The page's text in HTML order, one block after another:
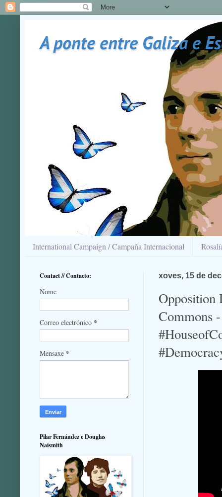
A ponte entre Galiza e
International Campaign / Campaña Internacional
xoves, 15 de
Opposition
Commons
Contact // Contacto:
Nome
Correo electrónico *
Mensaxe *
Pilar Fernández e Douglas
Naismith